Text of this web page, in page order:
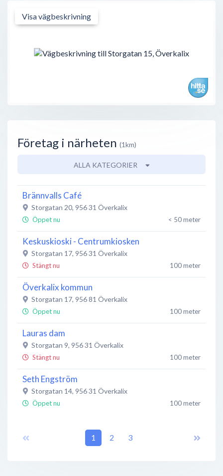
Visa vägbeskrivning
Företag i närheten (1km)
ALLA KATEGORIER
Brännvalls Café
Storgatan 20, 956 31 Överkalix
Öppet nu < 50 meter
Keskuskioski - Centrumkiosken
Storgatan 17, 956 31 Överkalix
Stängt nu 100 meter
Överkalix kommun
Storgatan 17, 956 81 Överkalix
Öppet nu 100 meter
Lauras dam
Storgatan 9, 956 31 Överkalix
Stängt nu 100 meter
Seth Engström
Storgatan 14, 956 31 Överkalix
Öppet nu 100 meter
956 31 Överkalix
1 2 3